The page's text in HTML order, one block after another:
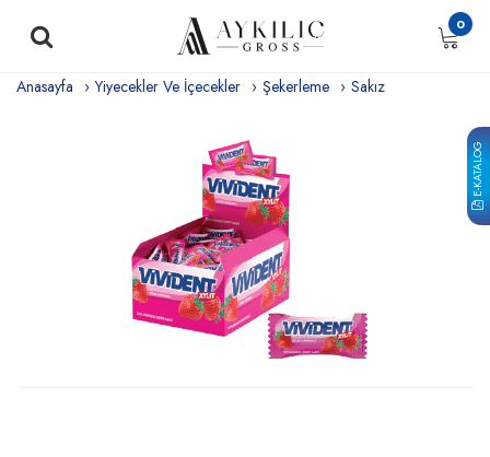
E-KATALOG
0
Anasayfa Yiyecekler Ve İçecekler Şekerleme Sakız